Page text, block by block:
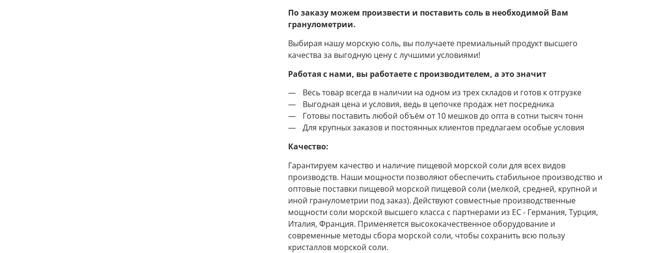
По заказу можем произвести и поставить соль в необходимой Вам
гранулометрии.
Выбирая нашу морскую соль, вы получаете премиальный продукт высшего
качества за выгодную цену с лучшими условиями!
Работая с нами, вы работаете с производителем, а это значит
Весь товар всегда в наличии на одном из трех складов и готов к отгрузке
Выгодная цена и условия, ведь в цепочке продаж нет посредника
Готовы поставить любой объём от 10 мешков до опта в сотни тысяч тонн
Для крупных заказов и постоянных клиентов предлагаем особые условия
Качество:
Гарантируем качество и наличие пищевой морской соли для всех видов
производств. Наши мощности позволяют обеспечить стабильное производство и
оптовые поставки пищевой морской пищевой соли (мелкой, средней, крупной и
иной гранулометрии под заказ). Действуют совместные производственные
мощности соли морской высшего класса с партнерами из ЕС - Германия, Турция,
Италия, Франция. Применяется высококачественное оборудование и
современные методы сбора морской соли, чтобы сохранить всю пользу
кристаллов морской соли.